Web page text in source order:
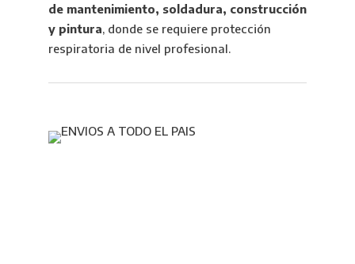
de mantenimiento, soldadura, construcción
y pintura, donde se requiere protección
respiratoria de nivel profesional.